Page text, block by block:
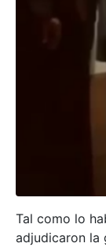
Tal como lo
adjudicaron la